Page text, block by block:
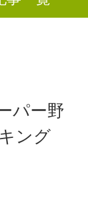
パー野
ング